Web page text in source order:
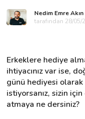
Kategoriler
🧐 Nasıl Çalışır?
🌟 Müşteri
Nedim Emre Akın
tarafından 28/05/
Erkeklere hediye
ihtiyacınız var ise,
günü hediyesi
istiyorsanız, sizin
atmaya ne dersiniz?